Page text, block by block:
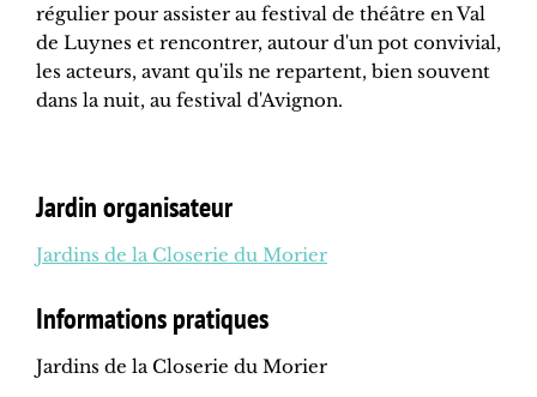
régulier pour assister au festival de théâtre en Val
de Luynes et rencontrer, autour d'un pot convivial,
les acteurs, avant qu'ils ne repartent, bien souvent
dans la nuit, au festival d'Avignon.
Jardin organisateur
Jardins de la Closerie du Morier
Informations pratiques
Jardins de la Closerie du Morier